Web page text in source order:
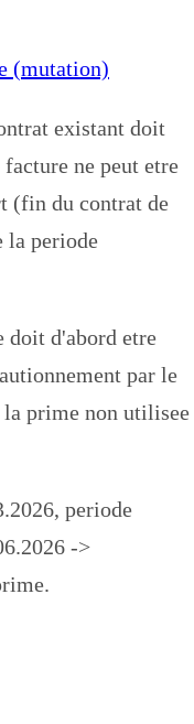
(mutation)
existant doit
ne peut etre
(fin du contrat de
la periode
doit d'abord etre
par le
prime non utilisee
periode
->